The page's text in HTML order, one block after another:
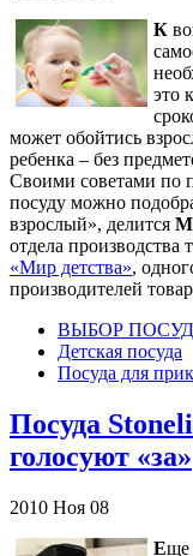
К
это
может обойтись
ребенка – без
Своими советами по
посуду можно
взрослый», делится
отдела
«Мир детства»,
производителей
ВЫБОР
Детская посуда
Посуда для
Посуда
голосуют «за»
2010 Ноя 08
Еще